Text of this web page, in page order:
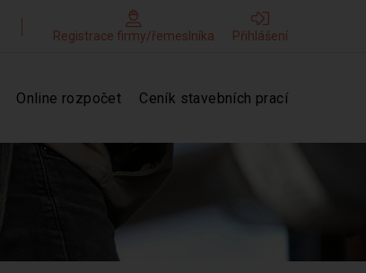
Registrace firmy/řemeslníka Přihlášení
Online rozpočet Ceník stavebních prací